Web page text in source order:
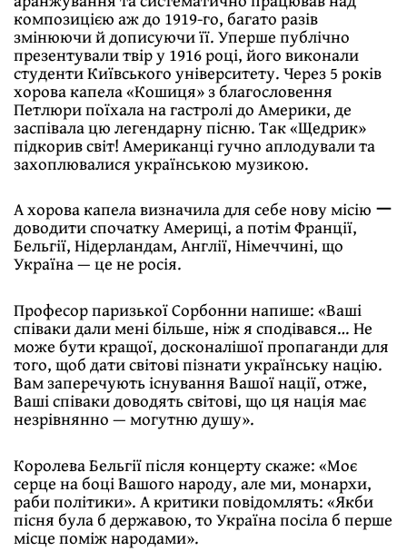
композицією аж до 1919-го, багато разів
змінюючи й дописуючи її. Уперше публічно
презентували твір у 1916 році, його виконали
студенти Київського університету. Через 5 років
хорова капела «Кошиця» з благословення
Петлюри поїхала на гастролі до Америки, де
заспівала цю легендарну пісню. Так «Щедрик»
підкорив світ! Американці гучно аплодували та
захоплювалися українською музикою.
А хорова капела визначила для себе нову місію ー
доводити спочатку Америці, а потім Франції,
Бельгії, Нідерландам, Англії, Німеччині, що
Україна — це не росія.
Професор паризької Сорбонни напише: «Ваші
співаки дали мені більше, ніж я сподівався… Не
може бути кращої, досконалішої пропаганди для
того, щоб дати світові пізнати українську націю.
Вам заперечують існування Вашої нації, отже,
Ваші співаки доводять світові, що ця нація має
незрівнянно — могутню душу».
Королева Бельгії після концерту скаже: «Моє
серце на боці Вашого народу, але ми, монархи,
раби політики». А критики повідомлять: «Якби
пісня була б державою, то Україна посіла б перше
місце поміж народами».